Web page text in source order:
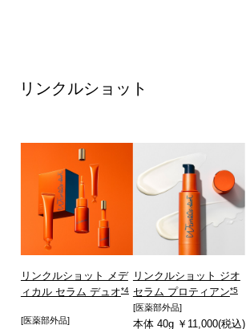
リンクルショット
リンクルショット メデ
ィカル セラム デュオ*4
[医薬部外品]
リンクルショット ジオ
セラム プロティアン*5
[医薬部外品]
本体 40g ￥11,000(税込)